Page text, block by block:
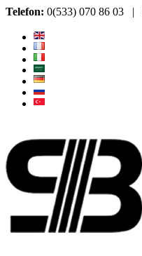
Telefon: 0(533) 070 86 03 |